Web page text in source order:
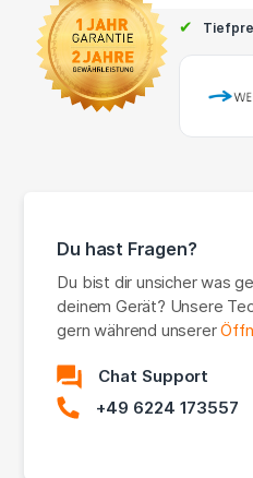
✔
Du hast Fragen?
Du bist dir unsicher was
deinem Gerät? Unsere
gern während unserer
Chat Support
+49 6224 173557